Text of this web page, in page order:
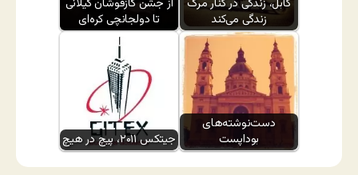
از جشن گازفوشان گیلانی
تا دولجانچی کره‌ای
کابل، زندگی در کنار مرگ
زندگی می‌کند
جیتکس ۲۰۱۱، پیچ در هیچ
دست‌نوشته‌های
بوداپست